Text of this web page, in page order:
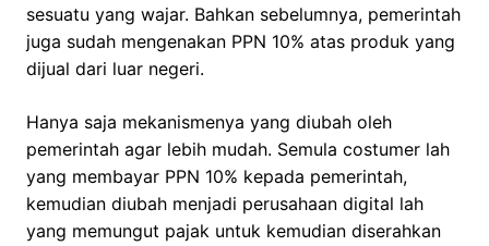
sesuatu yang wajar. Bahkan sebelumnya, pemerintah
juga sudah mengenakan PPN 10% atas produk yang
dijual dari luar negeri.
Hanya saja mekanismenya yang diubah oleh
pemerintah agar lebih mudah. Semula costumer lah
yang membayar PPN 10% kepada pemerintah,
kemudian diubah menjadi perusahaan digital lah
yang memungut pajak untuk kemudian diserahkan